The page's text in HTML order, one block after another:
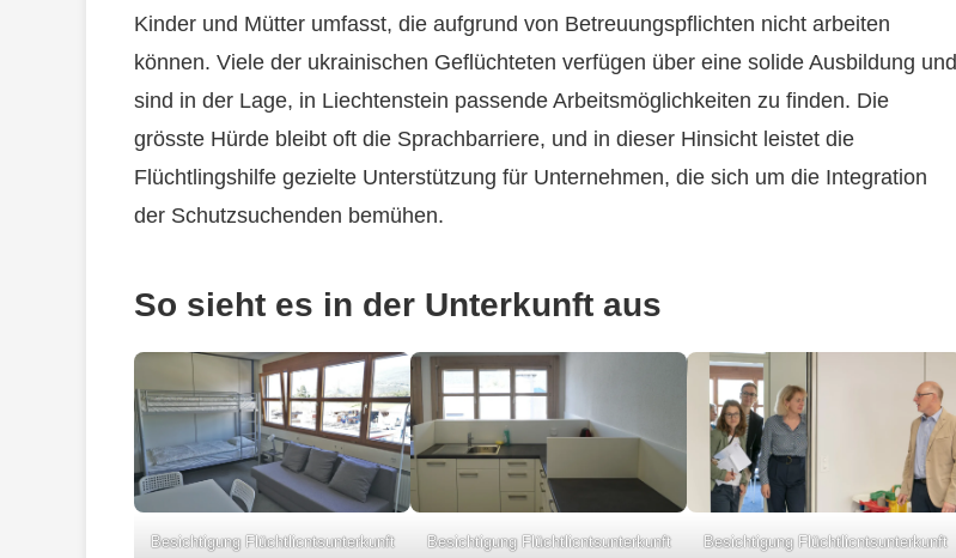
Kinder und Mütter umfasst, die aufgrund von Betreuungspflichten nicht arbeiten
können. Viele der ukrainischen Geflüchteten verfügen über eine solide Ausbildung und
sind in der Lage, in Liechtenstein passende Arbeitsmöglichkeiten zu finden. Die
grösste Hürde bleibt oft die Sprachbarriere, und in dieser Hinsicht leistet die
Flüchtlingshilfe gezielte Unterstützung für Unternehmen, die sich um die Integration
der Schutzsuchenden bemühen.
So sieht es in der Unterkunft aus
Besichtigung Flüchtlicntsunterkunft
Besichtigung Flüchtlicntsunterkunft
Besichtigung Flüchtlicntsunterkunft